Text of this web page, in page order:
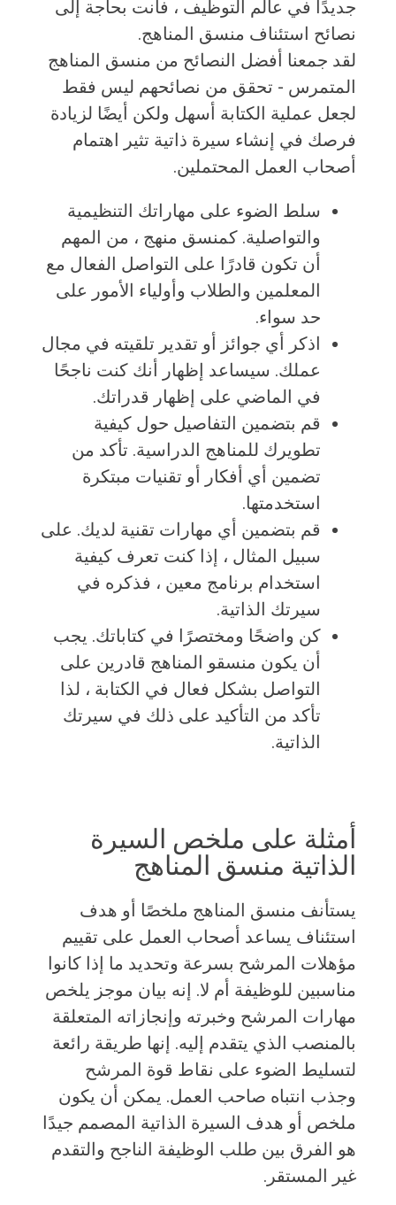
جديدًا في عالم التوظيف ، فأنت بحاجة إلى
نصائح استئناف منسق المناهج.
لقد جمعنا أفضل النصائح من منسق المناهج
المتمرس - تحقق من نصائحهم ليس فقط
لجعل عملية الكتابة أسهل ولكن أيضًا لزيادة
فرصك في إنشاء سيرة ذاتية تثير اهتمام
أصحاب العمل المحتملين.
سلط الضوء على مهاراتك التنظيمية
والتواصلية. كمنسق منهج ، من المهم
أن تكون قادرًا على التواصل الفعال مع
المعلمين والطلاب وأولياء الأمور على
حد سواء.
اذكر أي جوائز أو تقدير تلقيته في مجال
عملك. سيساعد إظهار أنك كنت ناجحًا
في الماضي على إظهار قدراتك.
قم بتضمين التفاصيل حول كيفية
تطويرك للمناهج الدراسية. تأكد من
تضمين أي أفكار أو تقنيات مبتكرة
استخدمتها.
قم بتضمين أي مهارات تقنية لديك. على
سبيل المثال ، إذا كنت تعرف كيفية
استخدام برنامج معين ، فذكره في
سيرتك الذاتية.
كن واضحًا ومختصرًا في كتاباتك. يجب
أن يكون منسقو المناهج قادرين على
التواصل بشكل فعال في الكتابة ، لذا
تأكد من التأكيد على ذلك في سيرتك
الذاتية.
أمثلة على ملخص السيرة
الذاتية منسق المناهج
يستأنف منسق المناهج ملخصًا أو هدف
استئناف يساعد أصحاب العمل على تقييم
مؤهلات المرشح بسرعة وتحديد ما إذا كانوا
مناسبين للوظيفة أم لا. إنه بيان موجز يلخص
مهارات المرشح وخبرته وإنجازاته المتعلقة
بالمنصب الذي يتقدم إليه. إنها طريقة رائعة
لتسليط الضوء على نقاط قوة المرشح
وجذب انتباه صاحب العمل. يمكن أن يكون
ملخص أو هدف السيرة الذاتية المصمم جيدًا
هو الفرق بين طلب الوظيفة الناجح والتقدم
غير المستقر.